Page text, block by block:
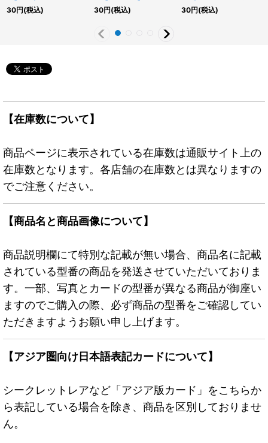
《RD魔法》
30円(税込)
{RD/KP25-JP023}
《RDモンスター》
30円(税込)
《RDモンスター》
30円(税込)
【在庫数について】
商品ページに表示されている在庫数は通販サイト上の
在庫数となります。各店舗の在庫数とは異なりますの
でご注意ください。
【商品名と商品画像について】
商品説明欄にて特別な記載が無い場合、商品名に記載
されている型番の商品を発送させていただいておりま
す。一部、写真とカードの型番が異なる商品が御座い
ますのでご購入の際、必ず商品の型番をご確認してい
ただきますようお願い申し上げます。
【アジア圏向け日本語表記カードについて】
シークレットレアなど「アジア版カード」をこちらか
ら表記している場合を除き、商品を区別しておりませ
ん。